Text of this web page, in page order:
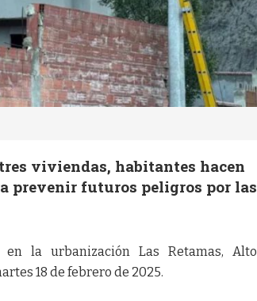
viviendas, habitantes hacen
prevenir futuros peligros por las
la urbanización Las Retamas, Alto
18 de febrero de 2025.